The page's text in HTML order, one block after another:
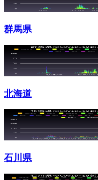
群馬県
北海道
石川県